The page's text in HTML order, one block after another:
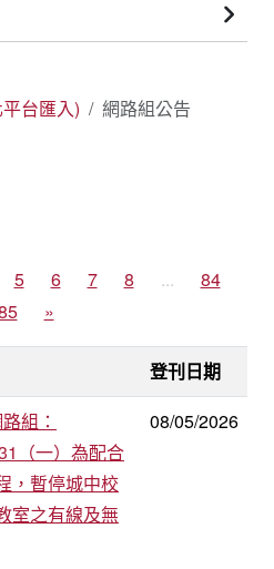
台匯入) 網路組公告
5 6 7 8 ...
84
»
登刊日期
組：
（一）為配合
，暫停城中校
室之有線及無
08/05/2026